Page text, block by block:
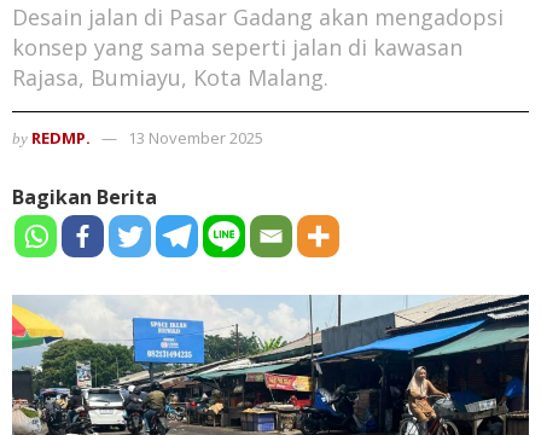
Desain jalan di Pasar Gadang akan mengadopsi
konsep yang sama seperti jalan di kawasan
Rajasa, Bumiayu, Kota Malang.
by REDMP. 13 November 2025
Bagikan Berita